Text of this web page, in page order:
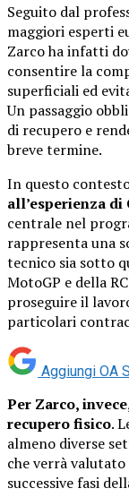
Seguito dal
maggiori esperti
Zarco ha infatti
consentire la
superficiali ed
Un passaggio
di recupero e
breve termine.
In questo
all’esperienza
centrale nel
rappresenta una
tecnico sia sotto
MotoGP e della
proseguire il
particolari
Aggiungi OA
Per Zarco,
recupero fisico.
almeno diverse
che verrà
successive fasi